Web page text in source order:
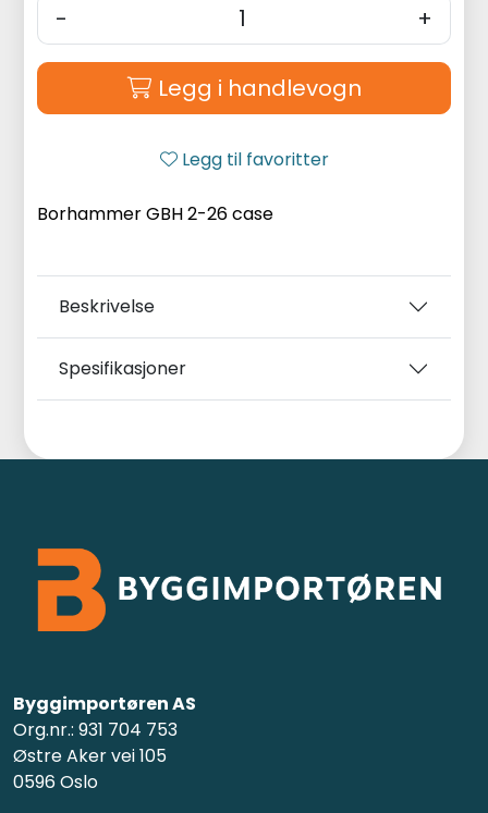
- +
Legg i handlevogn
Legg til favoritter
Borhammer GBH 2-26 case
Beskrivelse
Spesifikasjoner
Byggimportøren AS
Org.nr.: 931 704 753
Østre Aker vei 105
0596 Oslo